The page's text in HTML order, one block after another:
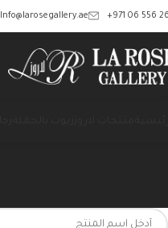
‎+971 06 556
Info@larosegallery.ae